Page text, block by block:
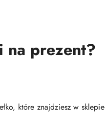
na prezent?
które znajdziesz w sklepie